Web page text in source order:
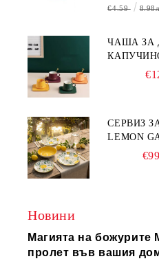
€4.59
ЧАША ЗА
ЛЪЖИЧКА
СЕРВИЗ
LEMON
ПОРЦЕЛАН
Новини
Магията на божурите
пролет във вашия